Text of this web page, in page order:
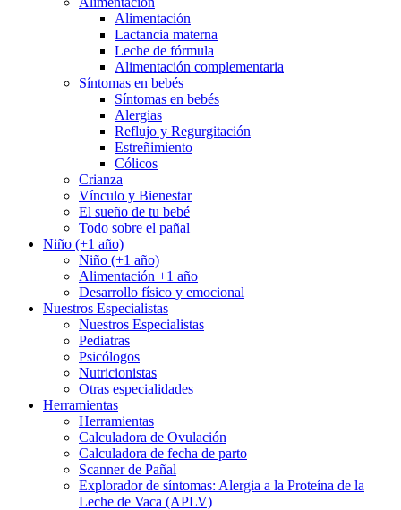
Alimentación
Lactancia materna
Leche de fórmula
Alimentación complementaria
Síntomas en bebés
Síntomas en bebés
Alergias
Reflujo y Regurgitación
Estreñimiento
Cólicos
Crianza
Vínculo y Bienestar
El sueño de tu bebé
Todo sobre el pañal
Niño (+1 año)
Niño (+1 año)
Alimentación +1 año
Desarrollo físico y emocional
Nuestros Especialistas
Nuestros Especialistas
Pediatras
Psicólogos
Nutricionistas
Otras especialidades
Herramientas
Herramientas
Calculadora de Ovulación
Calculadora de fecha de parto
Scanner de Pañal
Explorador de síntomas: Alergia a la Proteína de la
Leche de Vaca (APLV)